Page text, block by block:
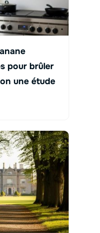
pour brûler
une étude